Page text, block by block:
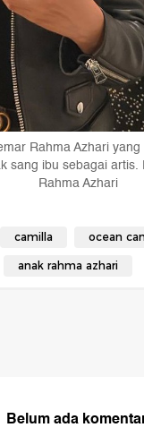
Rahma Azhari
sang ibu sebagai
Rahma Azhari
camilla ocean
anak rahma azhari
Belum ada